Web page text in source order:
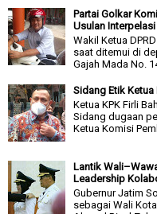
Partai Golkar
Usulan Interpelasi
Wakil Ketua
saat ditemui di
Gajah Mada No.
Sidang Etik Ketua
Ketua KPK Firli
Sidang dugaan
Ketua Komisi
Lantik
Leadership
Gubernur Jatim
sebagai Wali